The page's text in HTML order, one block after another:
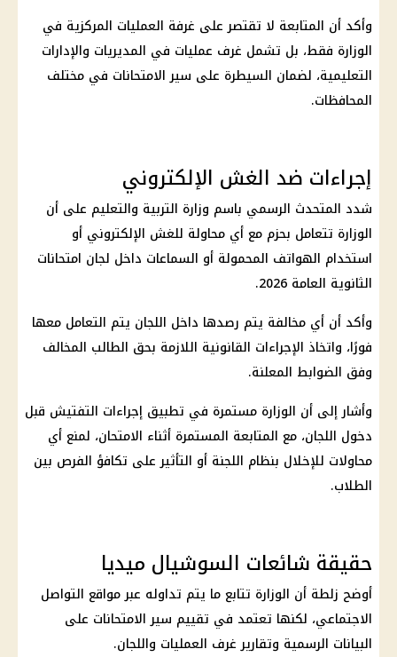
وأكد أن المتابعة لا تقتصر على غرفة العمليات المركزية في
الوزارة فقط، بل تشمل غرف عمليات في المديريات والإدارات
التعليمية، لضمان السيطرة على سير الامتحانات في مختلف
المحافظات.
إجراءات ضد الغش الإلكتروني
شدد المتحدث الرسمي باسم وزارة التربية والتعليم على أن
الوزارة تتعامل بحزم مع أي محاولة للغش الإلكتروني أو
استخدام الهواتف المحمولة أو السماعات داخل لجان امتحانات
الثانوية العامة 2026
.
وأكد أن أي مخالفة يتم رصدها داخل اللجان يتم التعامل معها
فورًا، واتخاذ الإجراءات القانونية اللازمة بحق الطالب المخالف
وفق الضوابط المعلنة.
وأشار إلى أن الوزارة مستمرة في تطبيق إجراءات التفتيش قبل
دخول اللجان، مع المتابعة المستمرة أثناء الامتحان، لمنع أي
محاولات للإخلال بنظام اللجنة أو التأثير على تكافؤ الفرص بين
الطلاب.
حقيقة شائعات السوشيال ميديا
أوضح زلطة أن الوزارة تتابع ما يتم تداوله عبرمواقع التواصل
الاجتماعي، لكنها تعتمد في تقييم سير الامتحانات على
البيانات الرسمية وتقارير غرف العمليات واللجان.